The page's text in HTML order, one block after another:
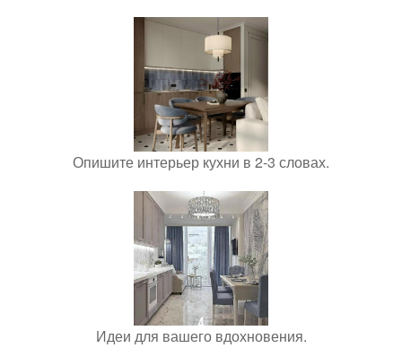
Опишите интерьер кухни в 2-3 словах.
Идеи для вашего вдохновения.